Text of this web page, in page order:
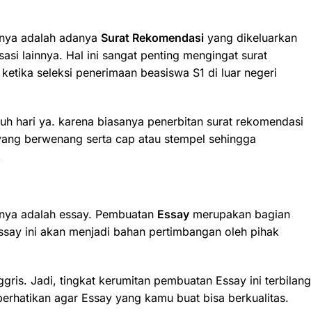
adalah adanya Surat Rekomendasi yang dikeluarkan
lainnya. Hal ini sangat penting mengingat surat
seleksi penerimaan beasiswa S1 di luar negeri
hari ya. karena biasanya penerbitan surat rekomendasi
berwenang serta cap atau stempel sehingga
adalah essay. Pembuatan Essay merupakan bagian
ini akan menjadi bahan pertimbangan oleh pihak
Jadi, tingkat kerumitan pembuatan Essay ini terbilang
agar Essay yang kamu buat bisa berkualitas.